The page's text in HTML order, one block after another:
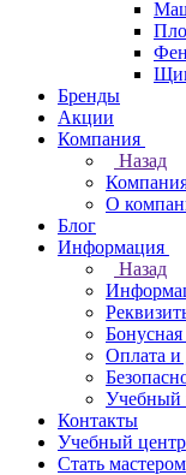
Бренды
Акции
Компания
Назад
О
Блог
Информация
Назад
Оплата и
Учебный
Контакты
Учебный центр
Стать мастером